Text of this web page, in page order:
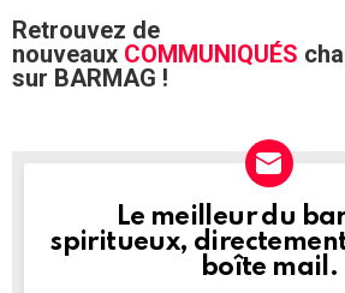
Retrouvez de
nouveaux COMMUNIQUÉS
sur BARMAG !
NEWSLETTER
Le meilleur du
spiritueux,
boîte mail.